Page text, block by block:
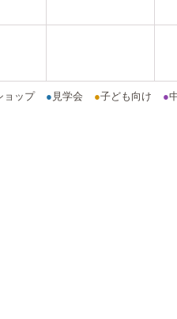
ョップ ● 見学会 ●子ども向け ●